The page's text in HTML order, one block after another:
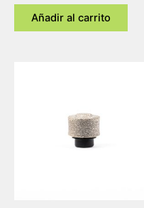
Añadir al carrito